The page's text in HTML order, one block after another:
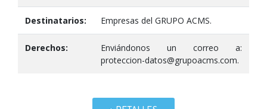
Destinatarios: Empresas del GRUPO ACMS.
Derechos:
Enviándonos un correo a:
proteccion-datos@grupoacms.com.